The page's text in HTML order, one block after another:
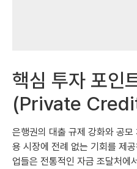
핵심 투자 포인
(Private
은행권의 대출 규제 강화와 공
용 시장에 전례 없는 기회를 제
업들은 전통적인 자금 조달처에